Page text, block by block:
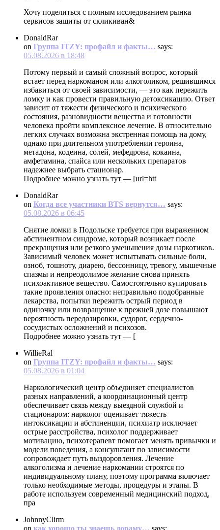
Хочу поделиться с полным исследованием рынка
сервисов защиты от скликиван&
DonaldRar
on Группа ITZY: профайл и факты… says:
05.08.2026 в 18:48
Потому первый и самый сложный вопрос, который
встает перед наркоманом или алкоголиком, решившимся
избавиться от своей зависимости, — это как пережить
ломку и как провести правильную детоксикацию. Ответ
зависит от тяжести физического и психического
состояния, разновидности вещества и готовности
человека пройти комплексное лечение. В относительно
легких случаях возможна экстренная помощь на дому,
однако при длительном употреблении героина,
метадона, кодеина, солей, мефедрона, кокаина,
амфетамина, спайса или нескольких препаратов
надежнее выбрать стационар.
Подробнее можно узнать тут — [url=htt
DonaldRar
on Когда все участники BTS вернутся… says:
05.08.2026 в 06:45
Снятие ломки в Подольске требуется при выраженном
абстинентном синдроме, который возникает после
прекращения или резкого уменьшения дозы наркотиков.
Зависимый человек может испытывать сильные боли,
озноб, тошноту, диарею, бессонницу, тревогу, мышечные
спазмы и непреодолимое желание снова принять
психоактивное вещество. Самостоятельно купировать
такие проявления опасно: неправильно подобранные
лекарства, попытки пережить острый период в
одиночку или возвращение к прежней дозе повышают
вероятность передозировки, судорог, сердечно-
сосудистых осложнений и психозов.
Подробнее можно узнать тут — [
WillieRal
on Группа ITZY: профайл и факты… says:
05.08.2026 в 01:04
Наркологический центр объединяет специалистов
разных направлений, а координационный центр
обеспечивает связь между выездной службой и
стационаром: нарколог оценивает тяжесть
интоксикации и абстиненции, психиатр исключает
острые расстройства, психолог поддерживает
мотивацию, психотерапевт помогает менять привычки и
модели поведения, а консультант по зависимости
сопровождает путь выздоровления. Лечение
алкоголизма и лечение наркомании строятся по
индивидуальному плану, поэтому программа включает
только необходимые методы, процедуры и этапы. В
работе используем современный медицинский подход,
пра
JohnnyClirm
on как хорошо ты знаешь дораму… says: